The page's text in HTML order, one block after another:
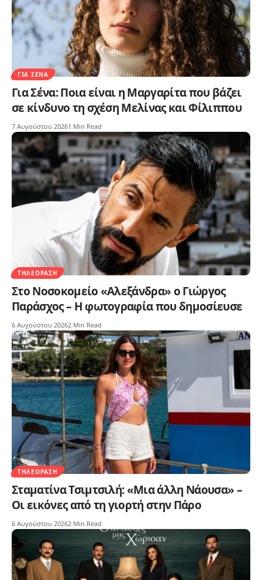
ΓΙΑ ΣΈΝΑ
Για Σένα: Ποια είναι η Μαργαρίτα που βάζει
σε κίνδυνο τη σχέση Μελίνας και Φίλιππου
7 Αυγούστου 20261 Min Read
ΤΗΛΕΌΡΑΣΗ
Στο Νοσοκομείο «Αλεξάνδρα» ο Γιώργος
Παράσχος – Η φωτογραφία που δημοσίευσε
6 Αυγούστου 20262 Min Read
ΤΗΛΕΌΡΑΣΗ
Σταματίνα Τσιμτσιλή: «Μια άλλη Νάουσα» –
Οι εικόνες από τη γιορτή στην Πάρο
6 Αυγούστου 20262 Min Read